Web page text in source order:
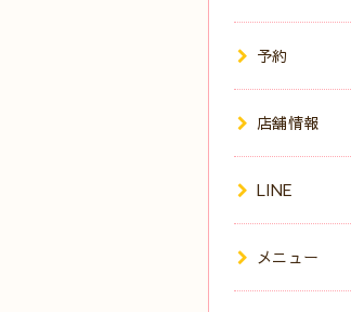
予約
店舗情報
LINE
メニュー